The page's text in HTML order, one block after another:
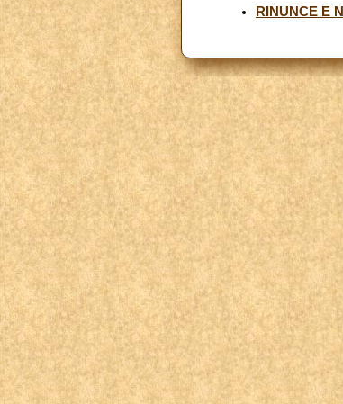
RINUNCE E